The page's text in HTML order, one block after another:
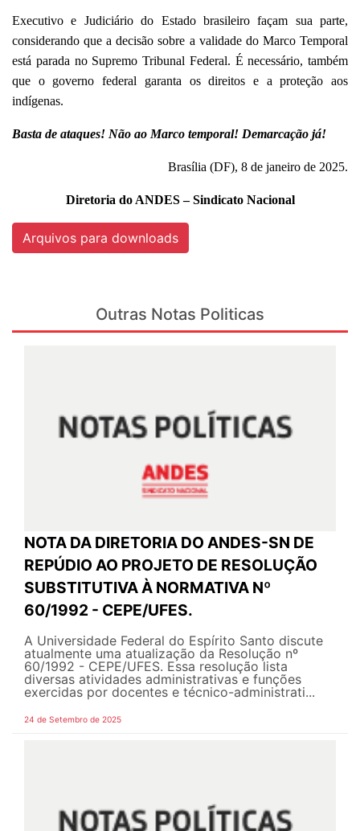
Executivo e Judiciário do Estado brasileiro façam sua parte,
considerando que a decisão sobre a validade do Marco Temporal
está parada no Supremo Tribunal Federal. É necessário, também
que o governo federal garanta os direitos e a proteção aos
indígenas.
Basta de ataques! Não ao Marco temporal! Demarcação já!
Brasília (DF), 8 de janeiro de 2025.
Diretoria do ANDES – Sindicato Nacional
Arquivos para downloads
Outras Notas Politicas
NOTA DA DIRETORIA DO ANDES-SN DE
REPÚDIO AO PROJETO DE RESOLUÇÃO
SUBSTITUTIVA À NORMATIVA Nº
60/1992 - CEPE/UFES.
A Universidade Federal do Espírito Santo discute
atualmente uma atualização da Resolução nº
60/1992 - CEPE/UFES. Essa resolução lista
diversas atividades administrativas e funções
exercidas por docentes e técnico-administrati...
24 de Setembro de 2025